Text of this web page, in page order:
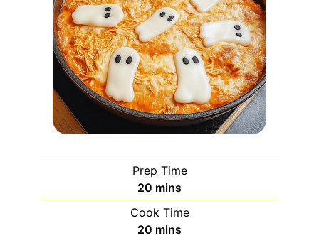
Prep Time
20 minutes
mins
Cook Time
20 minutes
mins